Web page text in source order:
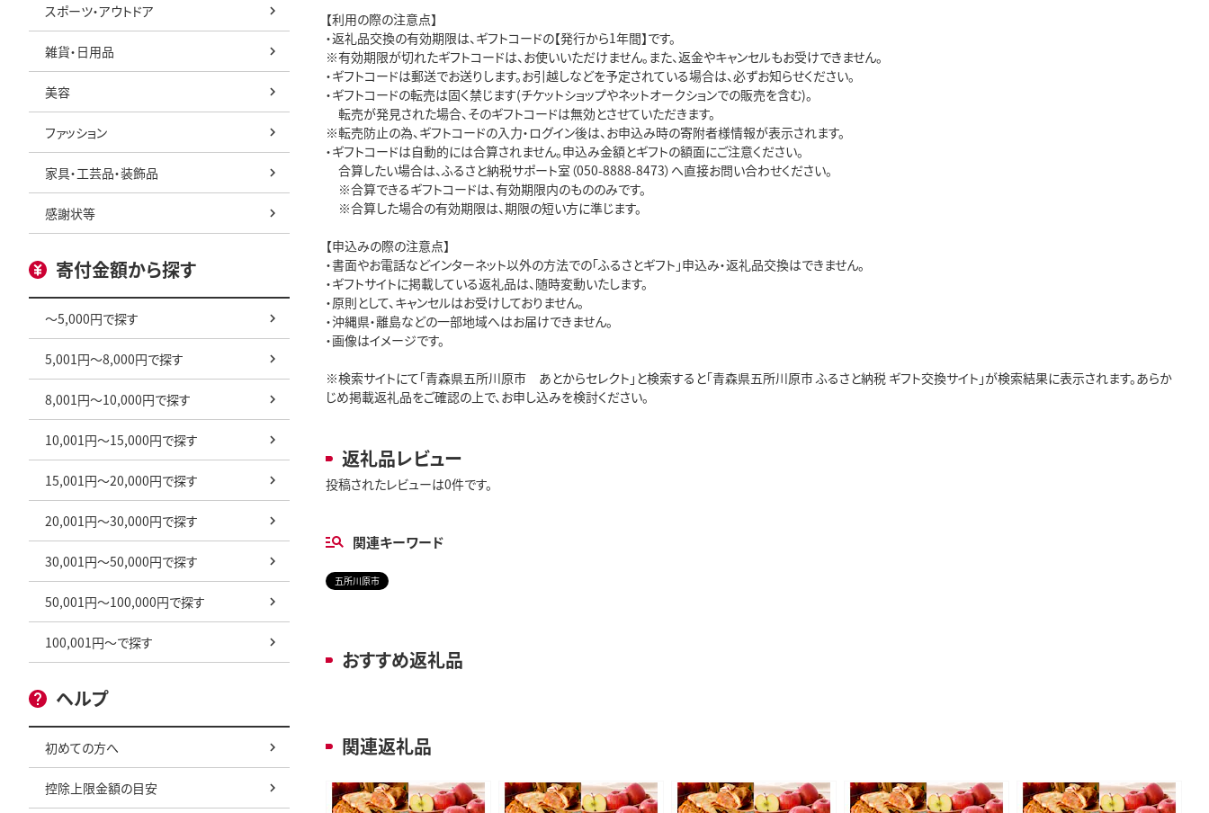
スポーツ・アウトドア
雑貨・日用品
美容
ファッション
家具・工芸品・装飾品
感謝状等
寄付金額から探す
～5,000円で探す
5,001円～8,000円で探す
8,001円～10,000円で探す
10,001円～15,000円で探す
15,001円～20,000円で探す
20,001円～30,000円で探す
30,001円～50,000円で探す
50,001円～100,000円で探す
100,001円～で探す
ヘルプ
初めての方へ
控除上限金額の目安
【利用の際の注意点】
・返礼品交換の有効期限は、ギフトコードの【発行から1年間】です。
※有効期限が切れたギフトコードは、お使いいただけません。また、返金やキャンセルもお受けできません。
・ギフトコードは郵送でお送りします。お引越しなどを予定されている場合は、必ずお知らせください。
・ギフトコードの転売は固く禁じます(チケットショップやネットオークションでの販売を含む)。
転売が発見された場合、そのギフトコードは無効とさせていただきます。
※転売防止の為、ギフトコードの入力・ログイン後は、お申込み時の寄附者様情報が表示されます。
・ギフトコードは自動的には合算されません。申込み金額とギフトの額面にご注意ください。
合算したい場合は、ふるさと納税サポート室（050-8888-8473）へ直接お問い合わせください。
※合算できるギフトコードは、有効期限内のもののみです。
※合算した場合の有効期限は、期限の短い方に準じます。
【申込みの際の注意点】
・書面やお電話などインターネット以外の方法での「ふるさとギフト」申込み・返礼品交換はできません。
・ギフトサイトに掲載している返礼品は、随時変動いたします。
・原則として、キャンセルはお受けしておりません。
・沖縄県・離島などの一部地域へはお届けできません。
・画像はイメージです。
※検索サイトにて「青森県五所川原市 あとからセレクト」と検索すると「青森県五所川原市 ふるさと納税 ギフト交換サイト」が検索結果に表示されます。あらか
じめ掲載返礼品をご確認の上で、お申し込みを検討ください。
返礼品レビュー
投稿されたレビューは0件です。
関連キーワード
五所川原市
おすすめ返礼品
関連返礼品